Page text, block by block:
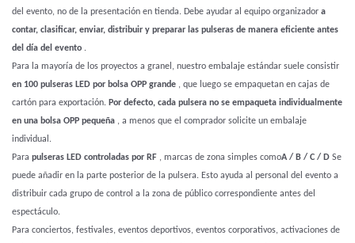
del evento, no de la presentación en tienda. Debe ayudar al equipo organizador a
contar, clasificar, enviar, distribuir y preparar las pulseras de manera eficiente antes
del día del evento .
Para la mayoría de los proyectos a granel, nuestro embalaje estándar suele consistir
en 100 pulseras LED por bolsa OPP grande , que luego se empaquetan en cajas de
cartón para exportación. Por defecto, cada pulsera no se empaqueta individualmente
en una bolsa OPP pequeña , a menos que el comprador solicite un embalaje
individual.
Para pulseras LED controladas por RF , marcas de zona simples comoA / B / C / D Se
puede añadir en la parte posterior de la pulsera. Esto ayuda al personal del evento a
distribuir cada grupo de control a la zona de público correspondiente antes del
espectáculo.
Para conciertos, festivales, eventos deportivos, eventos corporativos, activaciones de